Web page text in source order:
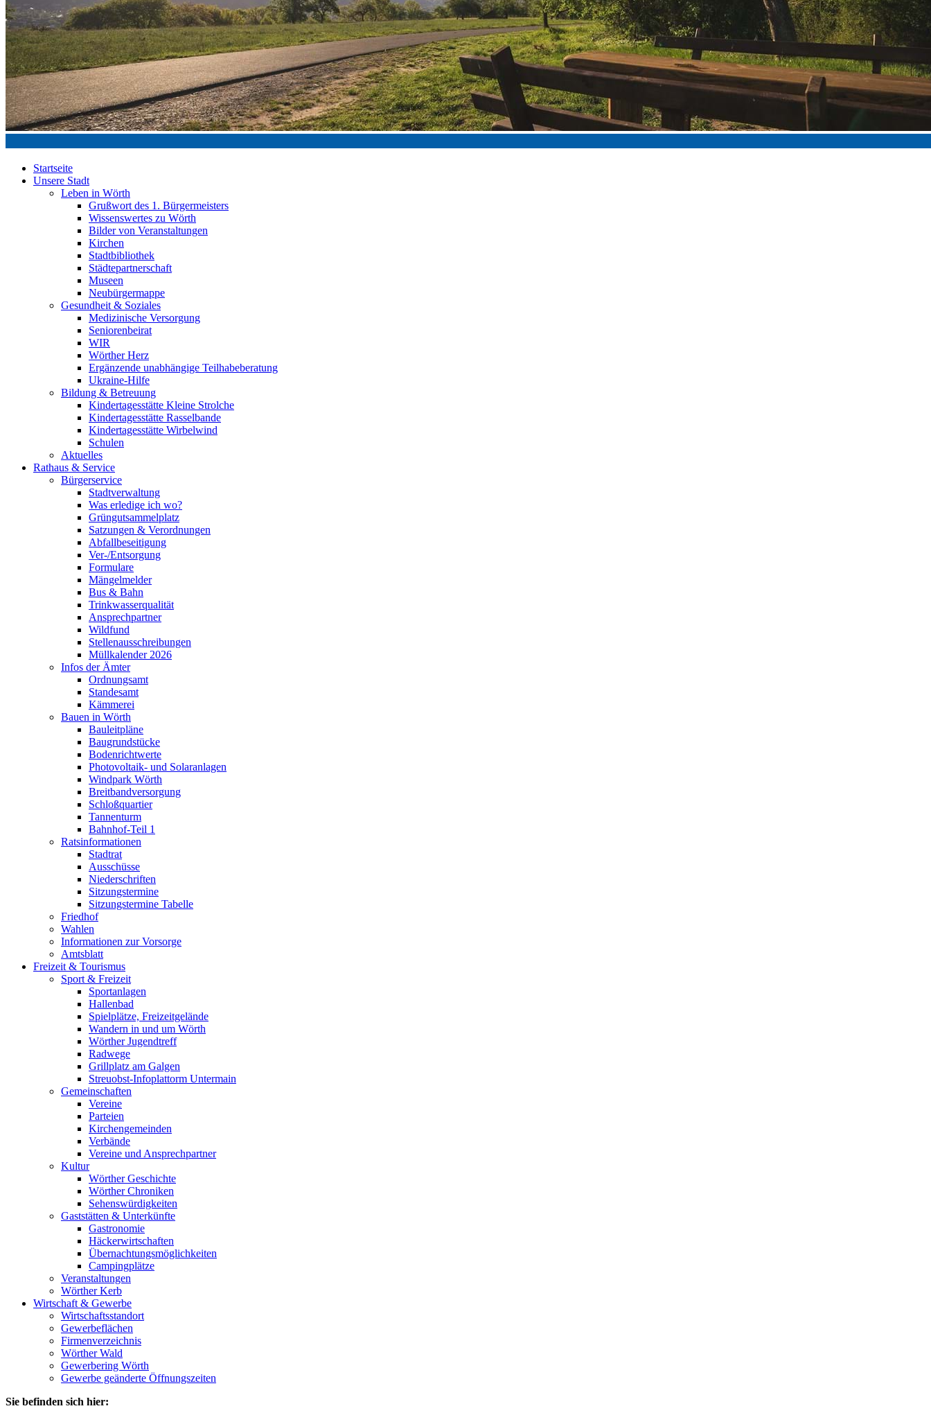
Startseite
Unsere Stadt
Leben in Wörth
Grußwort des 1. Bürgermeisters
Wissenswertes zu Wörth
Bilder von Veranstaltungen
Kirchen
Stadtbibliothek
Städtepartnerschaft
Museen
Neubürgermappe
Gesundheit & Soziales
Medizinische Versorgung
Seniorenbeirat
WIR
Wörther Herz
Ergänzende unabhängige Teilhabeberatung
Ukraine-Hilfe
Bildung & Betreuung
Kindertagesstätte Kleine Strolche
Kindertagesstätte Rasselbande
Kindertagesstätte Wirbelwind
Schulen
Aktuelles
Rathaus & Service
Bürgerservice
Stadtverwaltung
Was erledige ich wo?
Grüngutsammelplatz
Satzungen & Verordnungen
Abfallbeseitigung
Ver-/Entsorgung
Formulare
Mängelmelder
Bus & Bahn
Trinkwasserqualität
Ansprechpartner
Wildfund
Stellenausschreibungen
Müllkalender 2026
Infos der Ämter
Ordnungsamt
Standesamt
Kämmerei
Bauen in Wörth
Bauleitpläne
Baugrundstücke
Bodenrichtwerte
Photovoltaik- und Solaranlagen
Windpark Wörth
Breitbandversorgung
Schloßquartier
Tannenturm
Bahnhof-Teil 1
Ratsinformationen
Stadtrat
Ausschüsse
Niederschriften
Sitzungstermine
Sitzungstermine Tabelle
Friedhof
Wahlen
Informationen zur Vorsorge
Amtsblatt
Freizeit & Tourismus
Sport & Freizeit
Sportanlagen
Hallenbad
Spielplätze, Freizeitgelände
Wandern in und um Wörth
Wörther Jugendtreff
Radwege
Grillplatz am Galgen
Streuobst-Infoplattorm Untermain
Gemeinschaften
Vereine
Parteien
Kirchengemeinden
Verbände
Vereine und Ansprechpartner
Kultur
Wörther Geschichte
Wörther Chroniken
Sehenswürdigkeiten
Gaststätten & Unterkünfte
Gastronomie
Häckerwirtschaften
Übernachtungsmöglichkeiten
Campingplätze
Veranstaltungen
Wörther Kerb
Wirtschaft & Gewerbe
Wirtschaftsstandort
Gewerbeflächen
Firmenverzeichnis
Wörther Wald
Gewerbering Wörth
Gewerbe geänderte Öffnungszeiten
Sie befinden sich hier: